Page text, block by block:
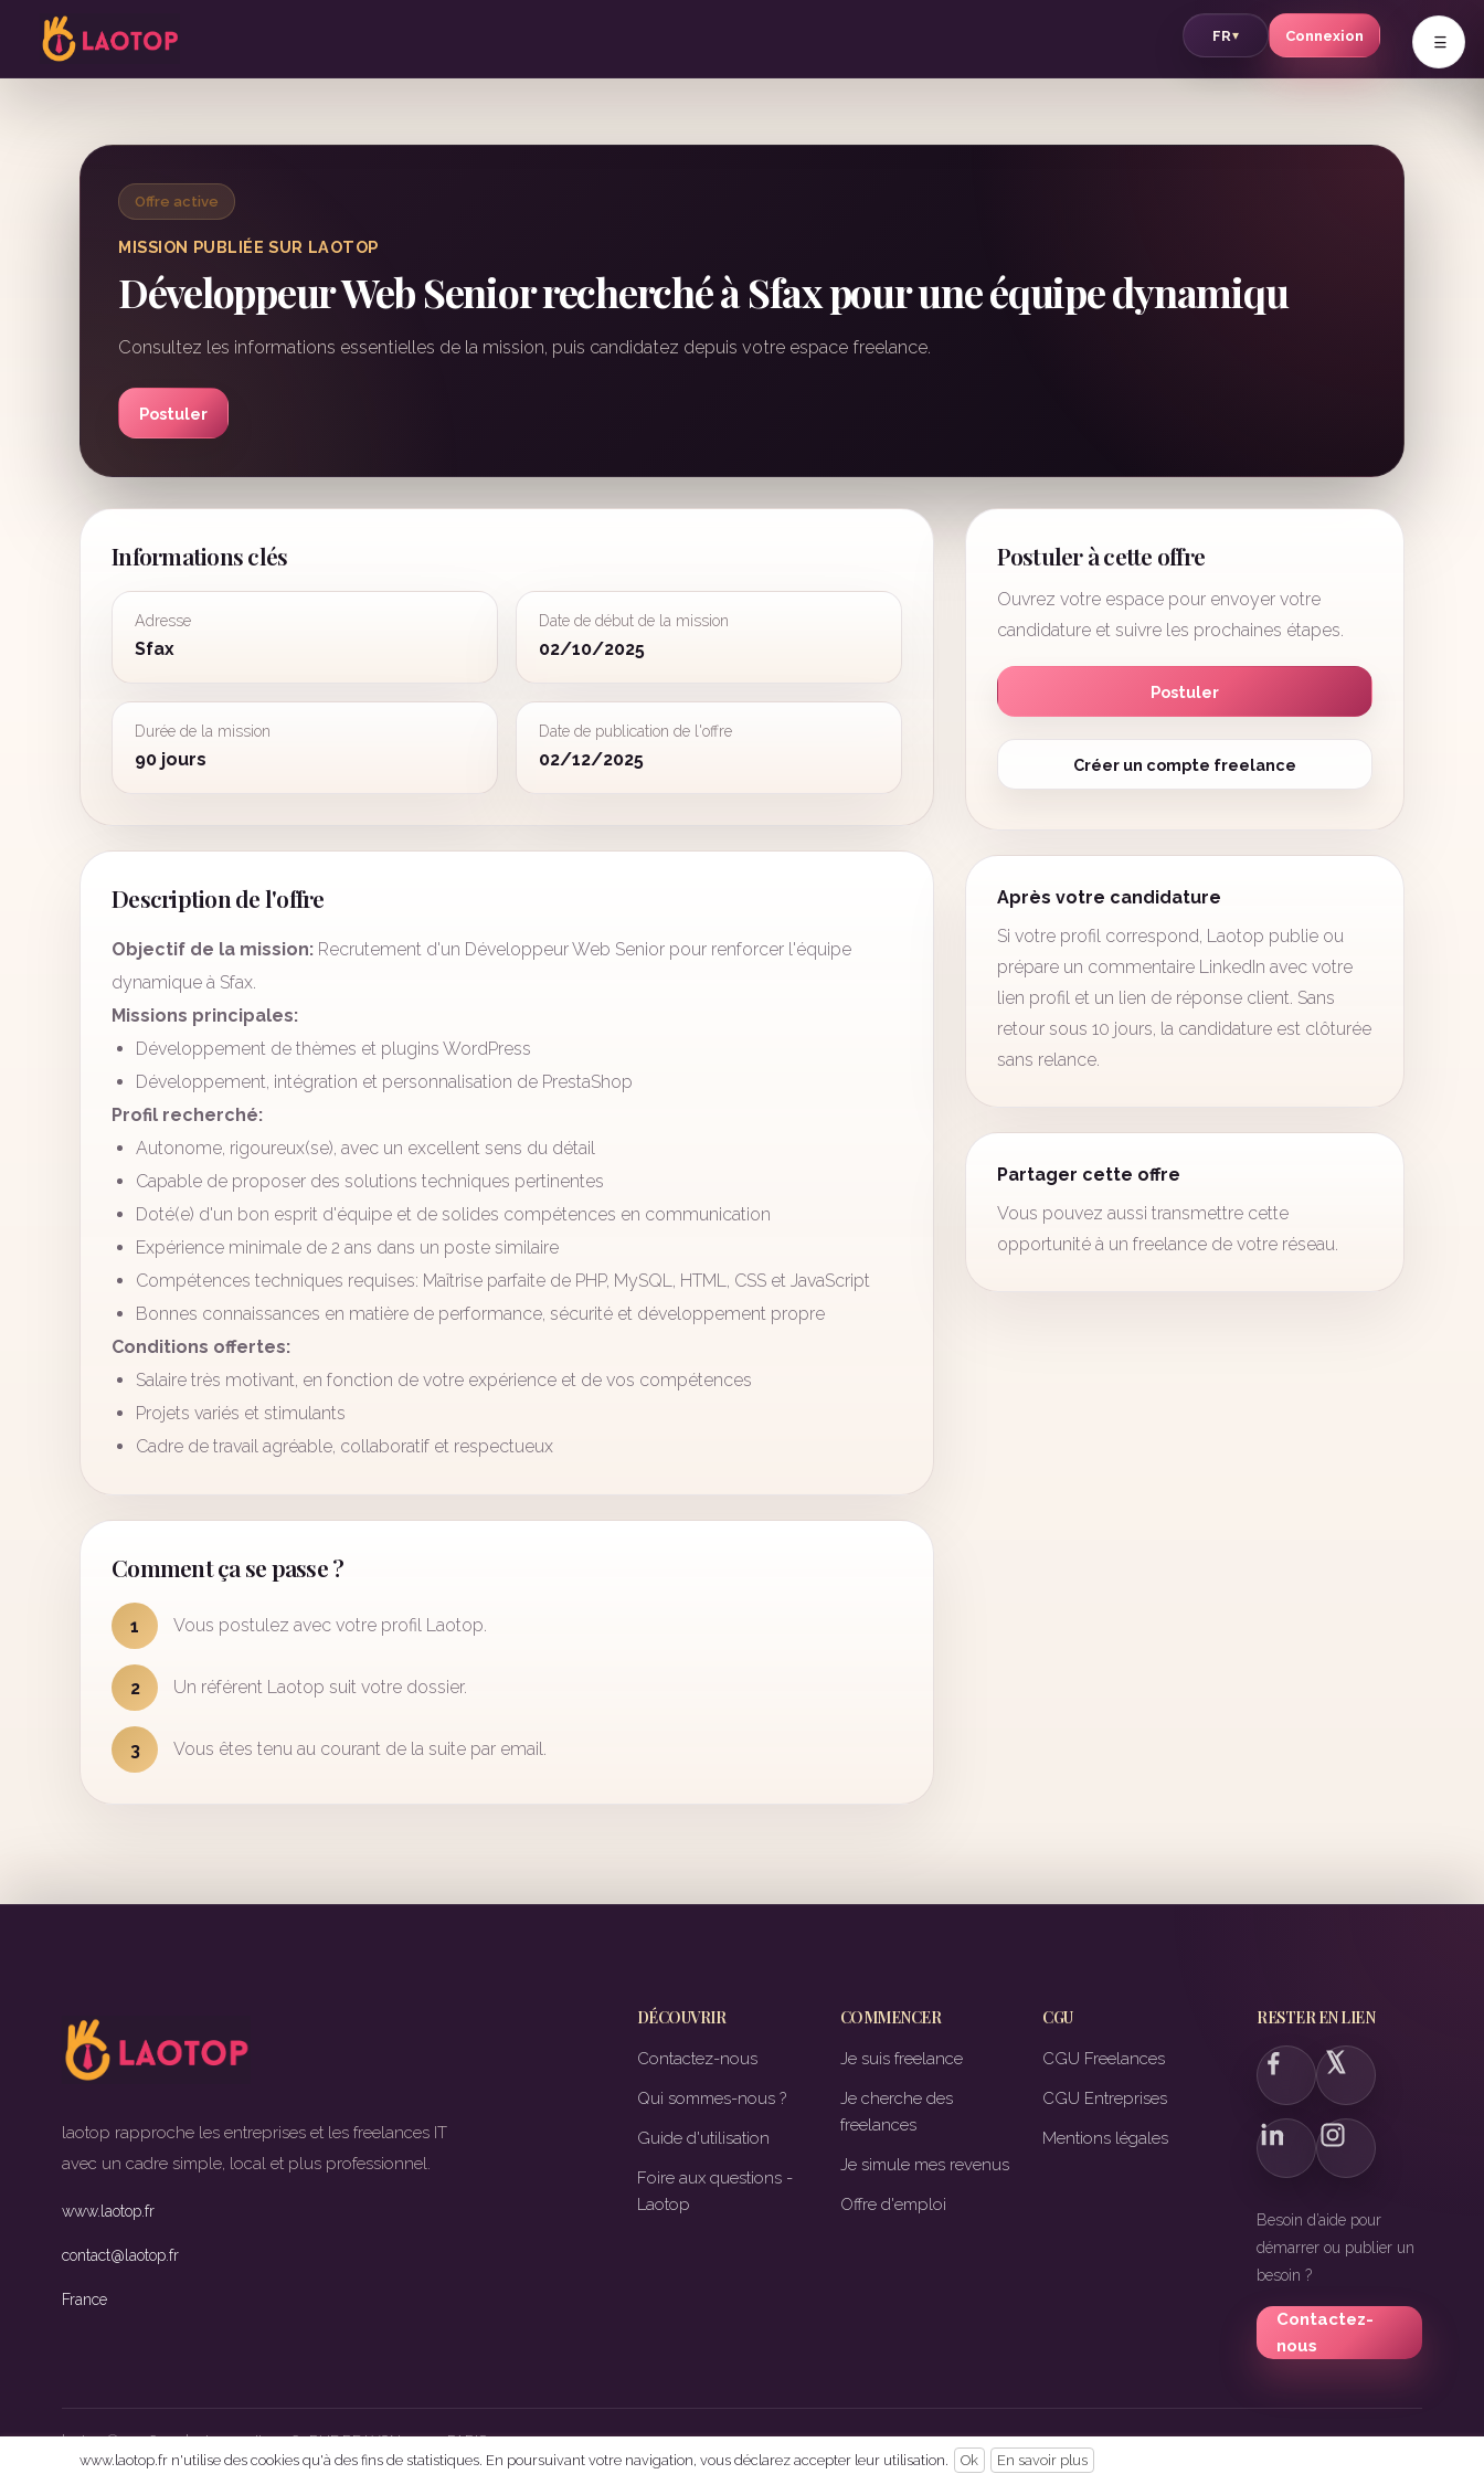
FR▾ Connexion v
Offre active
MISSION PUBLIÉE SUR LAOTOP
Développeur Web Senior recherché à Sfax pour une équipe dynamiqu
Consultez les informations essentielles de la mission, puis candidatez depuis votre espace freelance.
Postuler
Informations clés
Adresse
Sfax
Date de début de la mission
02/10/2025
Durée de la mission
90 jours
Date de publication de l'offre
02/12/2025
Description de l'offre
Objectif de la mission: Recrutement d'un Développeur Web Senior pour renforcer l'équipe
dynamique à Sfax.
Missions principales:
Développement de thèmes et plugins WordPress
Développement, intégration et personnalisation de PrestaShop
Profil recherché:
Autonome, rigoureux(se), avec un excellent sens du détail
Capable de proposer des solutions techniques pertinentes
Doté(e) d'un bon esprit d'équipe et de solides compétences en communication
Expérience minimale de 2 ans dans un poste similaire
Compétences techniques requises: Maîtrise parfaite de PHP, MySQL, HTML, CSS et JavaScript
Bonnes connaissances en matière de performance, sécurité et développement propre
Conditions offertes:
Salaire très motivant, en fonction de votre expérience et de vos compétences
Projets variés et stimulants
Cadre de travail agréable, collaboratif et respectueux
Comment ça se passe ?
1 Vous postulez avec votre profil Laotop.
2 Un référent Laotop suit votre dossier.
3 Vous êtes tenu au courant de la suite par email.
Postuler à cette offre
Ouvrez votre espace pour envoyer votre
candidature et suivre les prochaines étapes.
Postuler
Créer un compte freelance
Après votre candidature
Si votre profil correspond, Laotop publie ou
prépare un commentaire LinkedIn avec votre
lien profil et un lien de réponse client. Sans
retour sous 10 jours, la candidature est clôturée
sans relance.
Partager cette offre
Vous pouvez aussi transmettre cette
opportunité à un freelance de votre réseau.
laotop rapproche les entreprises et les freelances IT
avec un cadre simple, local et plus professionnel.
www.laotop.fr
contact@laotop.fr
France
DÉCOUVRIR
Contactez-nous
Qui sommes-nous ?
Guide d'utilisation
Foire aux questions -
Laotop
COMMENCER
Je suis freelance
Je cherche des
freelances
Je simule mes revenus
Offre d'emploi
CGU
CGU Freelances
CGU Entreprises
Mentions légales
RESTER EN LIEN
Besoin d’aide pour
démarrer ou publier un
besoin ?
Contactez-
nous
laotop © 2026 • laotop • '' •
61 RUE DE LYON 75012 PARIS
www.laotop.fr n'utilise des cookies qu'à des fins de statistiques. En poursuivant votre navigation, vous déclarez accepter leur utilisation.
Ok En savoir plus